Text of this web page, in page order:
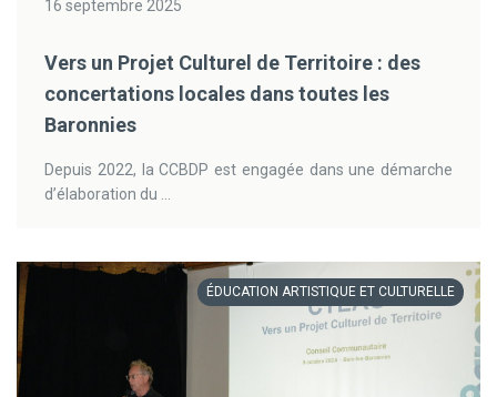
16 septembre 2025
Vers un Projet Culturel de Territoire : des
concertations locales dans toutes les
Baronnies
Depuis 2022, la CCBDP est engagée dans une démarche
d’élaboration du ...
ÉDUCATION ARTISTIQUE ET CULTURELLE